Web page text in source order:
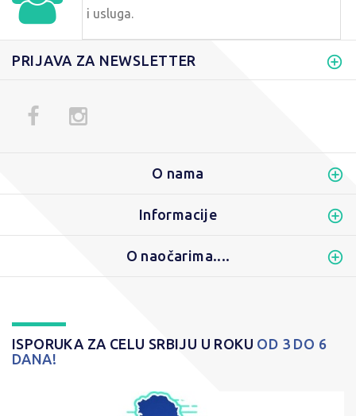
i usluga.
PRIJAVA ZA NEWSLETTER
O nama
Informacije
O naočarima....
ISPORUKA ZA CELU SRBIJU U ROKU OD 3 DO 6
DANA!